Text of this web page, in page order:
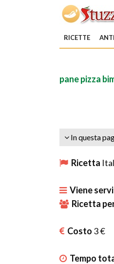
RICETTE
pane pizza
In questa
Ricetta
Viene
Ricetta
Costo 3 €
Tempo